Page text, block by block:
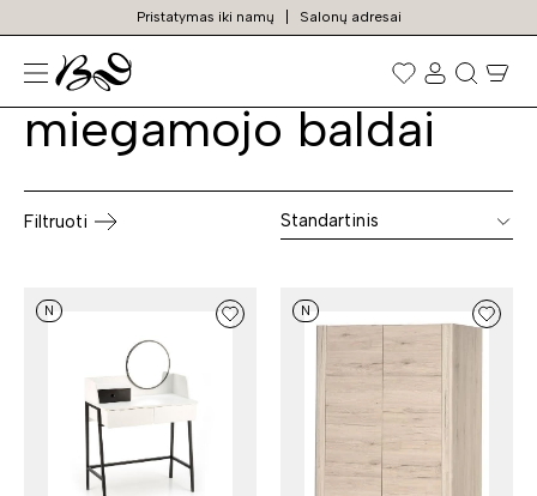
Pristatymas iki namų Salonų adresai
Prekių
paieška
Modernūs
miegamojo baldai
Filtruoti Standartinis
N N